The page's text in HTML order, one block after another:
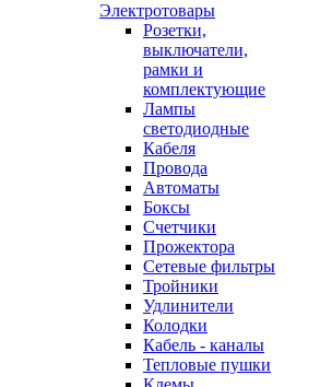
Электротовары
Розетки,
выключатели,
рамки и
комплектующие
Лампы
светодиодные
Кабеля
Провода
Автоматы
Боксы
Счетчики
Прожектора
Сетевые фильтры
Тройники
Удлинители
Колодки
Кабель - каналы
Тепловые пушки